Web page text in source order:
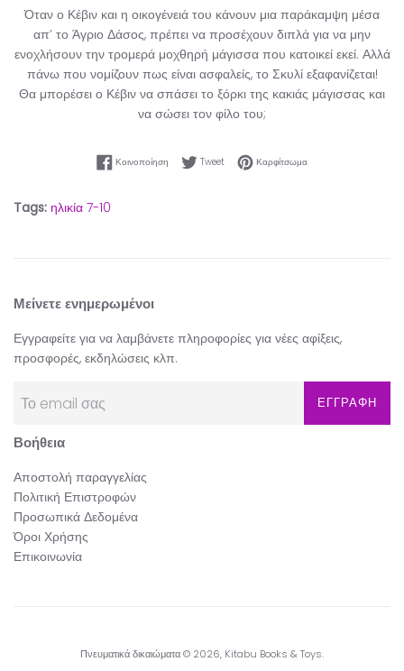
Όταν ο Κέβιν και η οικογένειά του κάνουν μια παράκαμψη μέσα
απ’ το Άγριο Δάσος, πρέπει να προσέχουν διπλά για να μην
ενοχλήσουν την τρομερά μοχθηρή μάγισσα που κατοικεί εκεί. Αλλά
πάνω που νομίζουν πως είναι ασφαλείς, το Σκυλί εξαφανίζεται!
Θα μπορέσει ο Κέβιν να σπάσει το ξόρκι της κακιάς μάγισσας και
να σώσει τον φίλο του;
Κοινοποίηση Κοινοποίηση στο Facebook
TweetTweet στο Twitter
ΚαρφίτσωμαΚαρφίτσωμα στο
Tags: ηλικία 7-10
Μείνετε ενημερωμένοι
Εγγραφείτε για να λαμβάνετε πληροφορίες για νέες αφίξεις,
προσφορές, εκδηλώσεις κλπ.
ΕΓΓΡΑΦΗ
Βοήθεια
Αποστολή παραγγελίας
Πολιτική Επιστροφών
Προσωπικά Δεδομένα
Όροι Χρήσης
Επικοινωνία
Πνευματικά δικαιώματα © 2026, Kitabu Books & Toys.